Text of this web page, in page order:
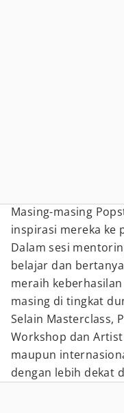
Masing-masing
inspirasi mereka ke
Dalam sesi
belajar dan
meraih
masing di tingkat
Selain Masterclass,
Workshop dan
maupun
dengan lebih dekat